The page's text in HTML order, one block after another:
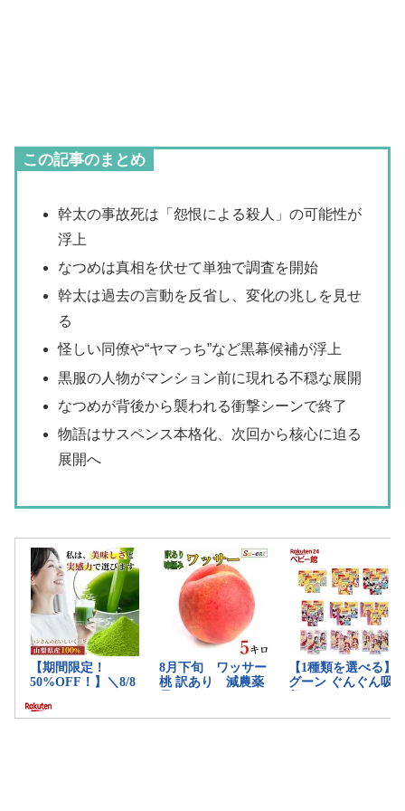
この記事のまとめ
幹太の事故死は「怨恨による殺人」の可能性が
浮上
なつめは真相を伏せて単独で調査を開始
幹太は過去の言動を反省し、変化の兆しを見せ
る
怪しい同僚や“ヤマっち”など黒幕候補が浮上
黒服の人物がマンション前に現れる不穏な展開
なつめが背後から襲われる衝撃シーンで終了
物語はサスペンス本格化、次回から核心に迫る
展開へ